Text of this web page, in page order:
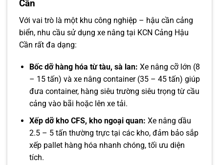
Cần
Với vai trò là một khu công nghiệp – hậu cần cảng
biển, nhu cầu sử dụng xe nâng tại KCN Cảng Hậu
Cần rất đa dạng:
Bốc dỡ hàng hóa từ tàu, sà lan: Xe nâng cỡ lớn (8
– 15 tấn) và xe nâng container (35 – 45 tấn) giúp
đưa container, hàng siêu trường siêu trọng từ cầu
cảng vào bãi hoặc lên xe tải.
Xếp dỡ kho CFS, kho ngoại quan: Xe nâng dầu
2.5 – 5 tấn thường trực tại các kho, đảm bảo sắp
xếp pallet hàng hóa nhanh chóng, tối ưu diện
tích.